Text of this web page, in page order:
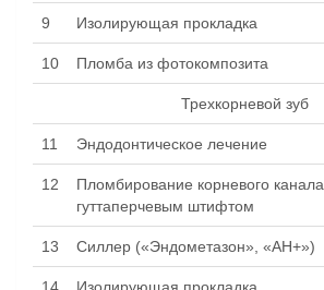
9 Изолирующая прокладка
10 Пломба из фотокомпозита
Трехкорневой зуб
11 Эндодонтическое лечение
12
Пломбирование корневого канала
гуттаперчевым штифтом
13 Силлер («Эндометазон», «АН+»)